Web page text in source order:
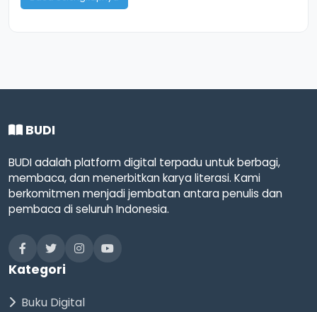
BUDI
BUDI adalah platform digital terpadu untuk berbagi,
membaca, dan menerbitkan karya literasi. Kami
berkomitmen menjadi jembatan antara penulis dan
pembaca di seluruh Indonesia.
Kategori
Buku Digital